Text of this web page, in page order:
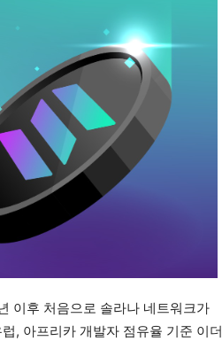
이후 처음으로 솔라나 네트워크가
, 아프리카 개발자 점유율 기준 이더